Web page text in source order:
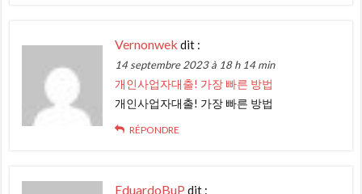
Vernonwek dit :
14 septembre 2023 à 18 h 14 min
개인사업자대출! 가장 빠른 방법
개인사업자대출! 가장 빠른 방법
RÉPONDRE
EduardoBuP dit :